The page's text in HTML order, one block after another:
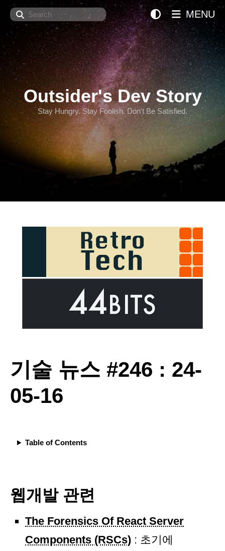
Search
Outsider's Dev Story
Stay Hungry. Stay Foolish. Don't Be Satisfied.
MENU
기술 뉴스 #246 : 24-
05-16
Table of Contents
웹개발 관련
The Forensics Of React Server
Components (RSCs) : 초기에